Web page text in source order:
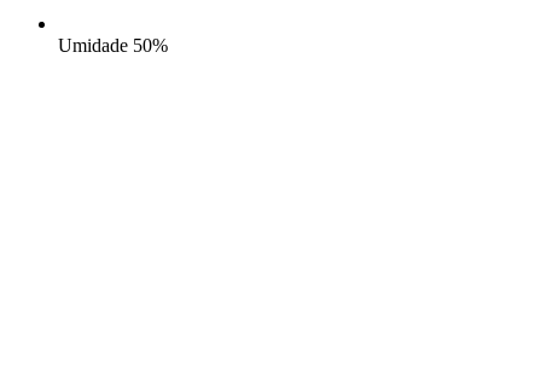
Umidade 50%